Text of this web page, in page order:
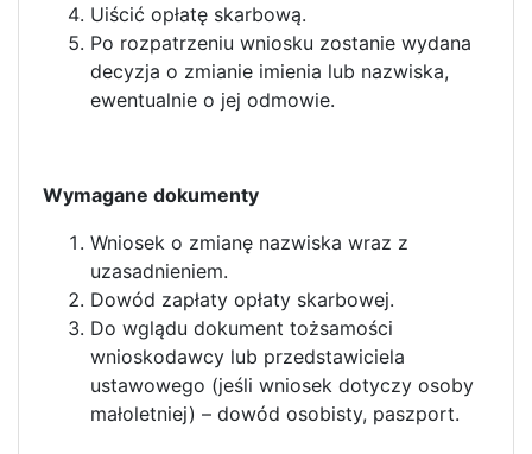
Uiścić opłatę skarbową.
Po rozpatrzeniu wniosku zostanie wydana
decyzja o zmianie imienia lub nazwiska,
ewentualnie o jej odmowie.
Wymagane dokumenty
Wniosek o zmianę nazwiska wraz z
uzasadnieniem.
Dowód zapłaty opłaty skarbowej.
Do wglądu dokument tożsamości
wnioskodawcy lub przedstawiciela
ustawowego (jeśli wniosek dotyczy osoby
małoletniej) – dowód osobisty, paszport.